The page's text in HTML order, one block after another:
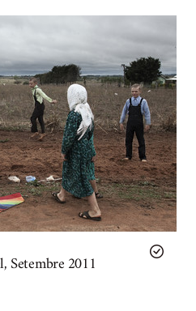
Setembre 2011